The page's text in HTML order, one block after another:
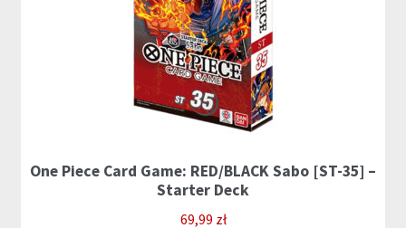
One Piece Card Game: RED/BLACK Sabo [ST-35] –
Starter Deck
69,99 zł